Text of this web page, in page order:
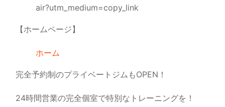
air?utm_medium=copy_link
【ホームページ】
ホーム
完全予約制のプライベートジムもOPEN！
24時間営業の完全個室で特別なトレーニングを！